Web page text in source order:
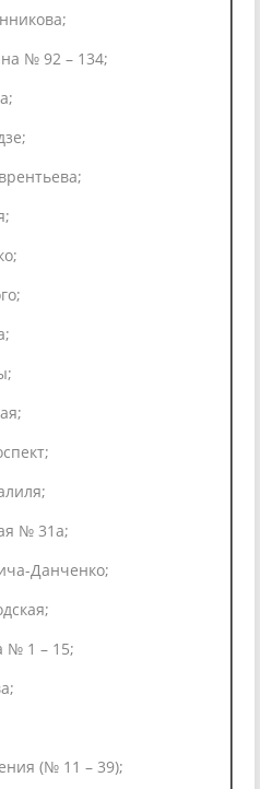
№ 92 – 134;
№ 31а;
Данченко;
№ 1 – 15;
(№ 11 – 39);